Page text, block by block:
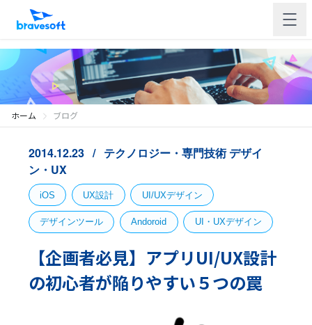
ホーム ブログ
2014.12.23 テクノロジー・専門技術デザイ
ン・UX
iOS UX設計 UI/UXデザイン
デザインツール Andoroid UI・UXデザイン
【企画者必見】アプリUI/UX設計
の初心者が陥りやすい５つの罠